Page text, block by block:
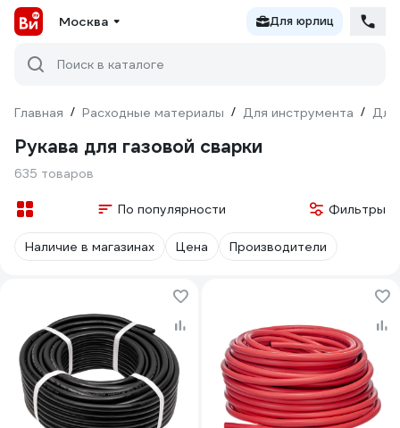
Москва Для юрлиц
Поиск в каталоге
Главная / Расходные материалы / Для инструмента / Для
Рукава для газовой сварки
635 товаров
По популярности Фильтры
Наличие в магазинах Цена Производители